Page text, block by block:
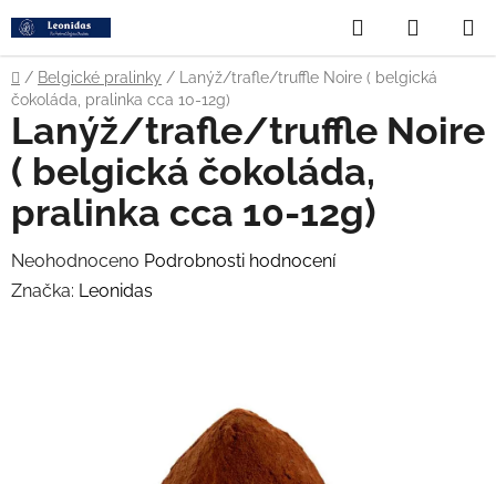
na
obsah
Hledat
KOŠÍK
Domů
/ Belgické pralinky /
Lanýž/trafle/truffle Noire ( belgická
čokoláda, pralinka cca 10-12g)
Lanýž/trafle/truffle Noire
( belgická čokoláda,
pralinka cca 10-12g)
Průměrné
hodnocení
Neohodnoceno Podrobnosti hodnocení
Značka: Leonidas